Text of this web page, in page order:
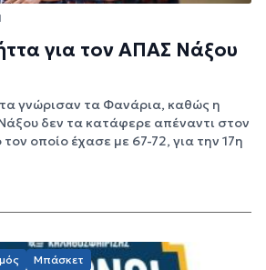
για τον ΑΠΑΣ Νάξου
γνώρισαν τα Φανάρια, καθώς η
δεν τα κατάφερε απέναντι στον
οποίο έχασε με 67-72, για την 17η
Μπάσκετ